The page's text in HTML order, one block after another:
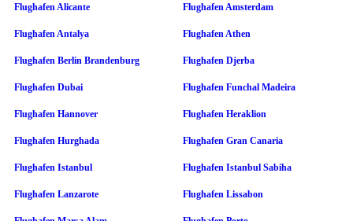
Flughafen Alicante Flughafen Amsterdam
Flughafen Antalya Flughafen Athen
Flughafen Berlin Brandenburg Flughafen Djerba
Flughafen Dubai Flughafen Funchal Madeira
Flughafen Hannover Flughafen Heraklion
Flughafen Hurghada Flughafen Gran Canaria
Flughafen Istanbul Flughafen Istanbul Sabiha
Flughafen Lanzarote Flughafen Lissabon